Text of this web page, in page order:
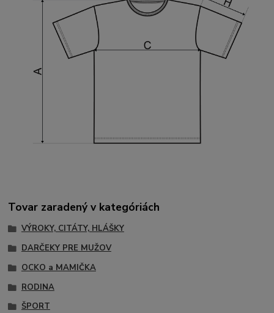
Tovar zaradený v kategóriách
VÝROKY, CITÁTY, HLÁŠKY
DARČEKY PRE MUŽOV
OCKO a MAMIČKA
RODINA
ŠPORT